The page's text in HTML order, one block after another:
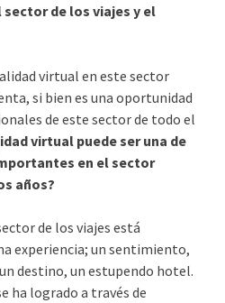
sector de los viajes y el
virtual en este sector
si bien es una oportunidad
de este sector de todo el
virtual puede ser una de
en el sector
años?
de los viajes está
experiencia; un sentimiento,
destino, un estupendo hotel.
ha logrado a través de